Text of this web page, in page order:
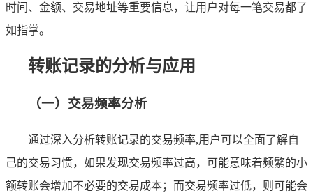
时间、金额、交易地址等重要信息，让用户对每一笔交易都了
如指掌。
转账记录的分析与应用
（一）交易频率分析
通过深入分析转账记录的交易频率,用户可以全面了解自
己的交易习惯，如果发现交易频率过高，可能意味着频繁的小
额转账会增加不必要的交易成本；而交易频率过低，则可能会